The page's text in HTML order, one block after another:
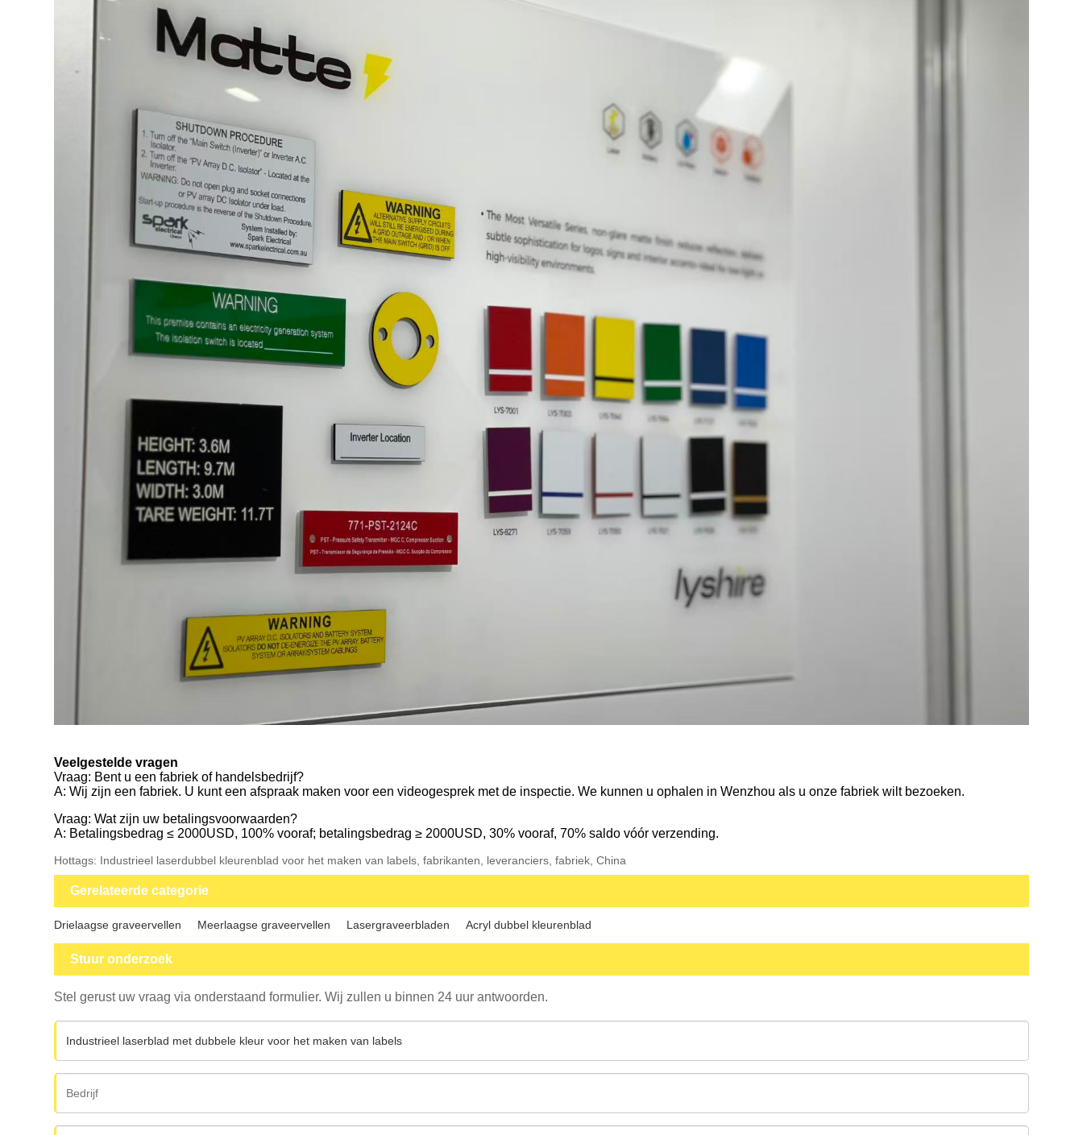
Veelgestelde vragen
Vraag: Bent u een fabriek of handelsbedrijf?
A: Wij zijn een fabriek. U kunt een afspraak maken voor een videogesprek met de inspectie. We kunnen u ophalen in Wenzhou als u onze fabriek wilt bezoeken.
Vraag: Wat zijn uw betalingsvoorwaarden?
A: Betalingsbedrag ≤ 2000USD, 100% vooraf; betalingsbedrag ≥ 2000USD, 30% vooraf, 70% saldo vóór verzending.
Hottags: Industrieel laserdubbel kleurenblad voor het maken van labels, fabrikanten, leveranciers, fabriek, China
Gerelateerde categorie
Drielaagse graveervellen Meerlaagse graveervellen Lasergraveerbladen Acryl dubbel kleurenblad
Stuur onderzoek
Stel gerust uw vraag via onderstaand formulier. Wij zullen u binnen 24 uur antwoorden.